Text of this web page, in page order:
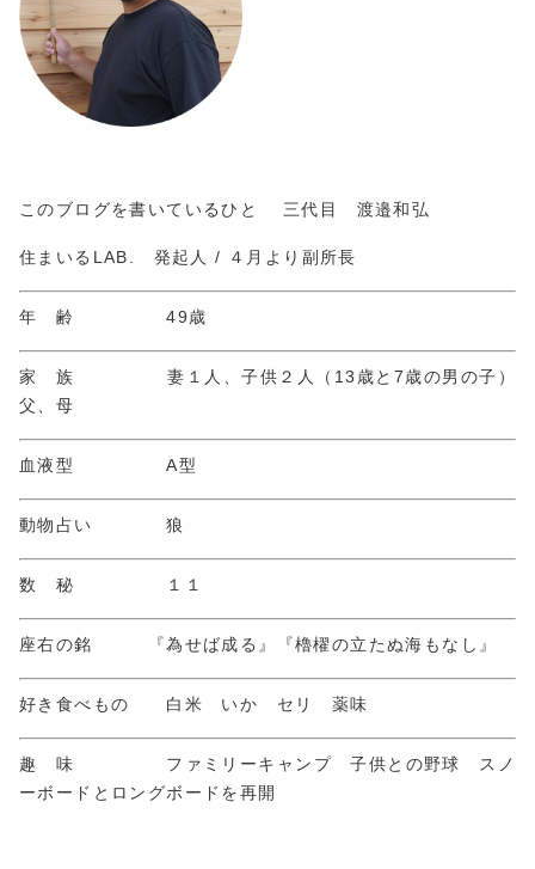
このブログを書いているひと 三代目 渡邉和弘
住まいるLAB. 発起人 / ４月より副所長
年 齢 49歳
家 族 妻１人、子供２人（13歳と7歳の男の子）
父、母
血液型 A型
動物占い 狼
数 秘 １１
座右の銘 『為せば成る』『櫓櫂の立たぬ海もなし』
好き食べもの 白米 いか セリ 薬味
趣 味 ファミリーキャンプ 子供との野球 スノ
ーボードとロングボードを再開